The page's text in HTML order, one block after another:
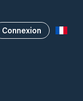
Connexion